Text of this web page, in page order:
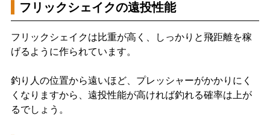
フリックシェイクの遠投性能
フリックシェイクは比重が高く、しっかりと飛距離を稼
げるように作られています。
釣り人の位置から遠いほど、プレッシャーがかかりにく
くなりますから、遠投性能が高ければ釣れる確率は上が
るでしょう。